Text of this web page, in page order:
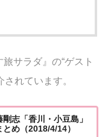
サラダ』の“ゲスト
れています。
剛志「香川・小豆島」
め（2018/4/14）